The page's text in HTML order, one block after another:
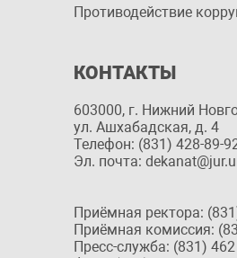
Противодействие
КОНТАКТЫ
603000, г. Нижний
ул. Ашхабадская, д. 4
Телефон: (831) 428-89-
Эл. почта:
Приёмная ректора:
Приёмная комиссия:
Пресс-служба: (831)